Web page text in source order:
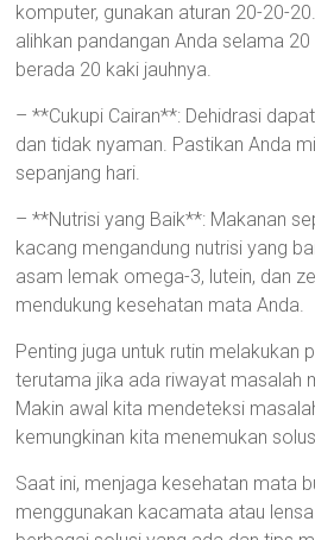
komputer, gunakan aturan 20-20-
alihkan pandangan Anda selama
berada 20 kaki jauhnya.
– **Cukupi Cairan**: Dehidrasi
dan tidak nyaman. Pastikan Anda
sepanjang hari.
– **Nutrisi yang Baik**: Makanan
kacang mengandung nutrisi yang
asam lemak omega-3, lutein, dan
mendukung kesehatan mata Anda.
Penting juga untuk rutin melakukan
terutama jika ada riwayat masalah
Makin awal kita mendeteksi
kemungkinan kita menemukan
Saat ini, menjaga kesehatan mata
menggunakan kacamata atau